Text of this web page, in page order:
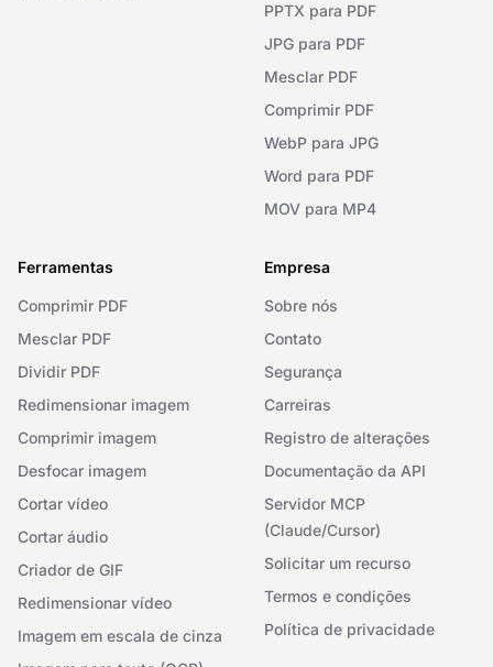
PPTX para PDF
JPG para PDF
Mesclar PDF
Comprimir PDF
WebP para JPG
Word para PDF
MOV para MP4
Ferramentas
Comprimir PDF
Mesclar PDF
Dividir PDF
Redimensionar imagem
Comprimir imagem
Desfocar imagem
Cortar vídeo
Cortar áudio
Criador de GIF
Redimensionar vídeo
Imagem em escala de cinza
Empresa
Sobre nós
Contato
Segurança
Carreiras
Registro de alterações
Documentação da API
Servidor MCP
(Claude/Cursor)
Solicitar um recurso
Termos e condições
Política de privacidade